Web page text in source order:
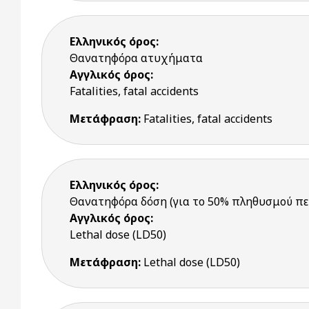
Ελληνικός όρος:
Θανατηφόρα ατυχήματα
Αγγλικός όρος:
Fatalities, fatal accidents
Μετάφραση: Fatalities, fatal accidents
Ελληνικός όρος:
Θανατηφόρα δόση (για το 50% πληθυσμού
Αγγλικός όρος:
Lethal dose (LD50)
Μετάφραση: Lethal dose (LD50)